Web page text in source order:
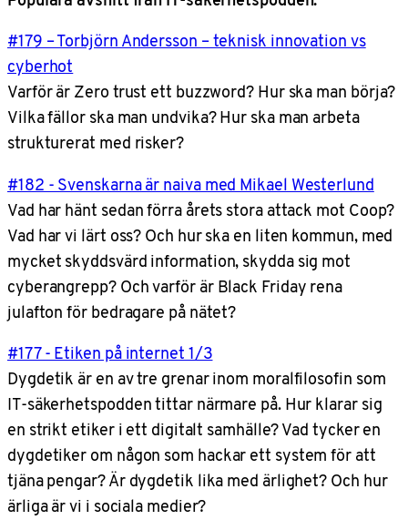
#179 – Torbjörn Andersson – teknisk innovation vs
cyberhot
Varför är Zero trust ett buzzword? Hur ska man börja?
Vilka fällor ska man undvika? Hur ska man arbeta
strukturerat med risker?
#182 - Svenskarna är naiva med Mikael Westerlund
Vad har hänt sedan förra årets stora attack mot Coop?
Vad har vi lärt oss? Och hur ska en liten kommun, med
mycket skyddsvärd information, skydda sig mot
cyberangrepp? Och varför är Black Friday rena
julafton för bedragare på nätet?
#177 - Etiken på internet 1/3
Dygdetik är en av tre grenar inom moralfilosofin som
IT-säkerhetspodden tittar närmare på. Hur klarar sig
en strikt etiker i ett digitalt samhälle? Vad tycker en
dygdetiker om någon som hackar ett system för att
tjäna pengar? Är dygdetik lika med ärlighet? Och hur
ärliga är vi i sociala medier?